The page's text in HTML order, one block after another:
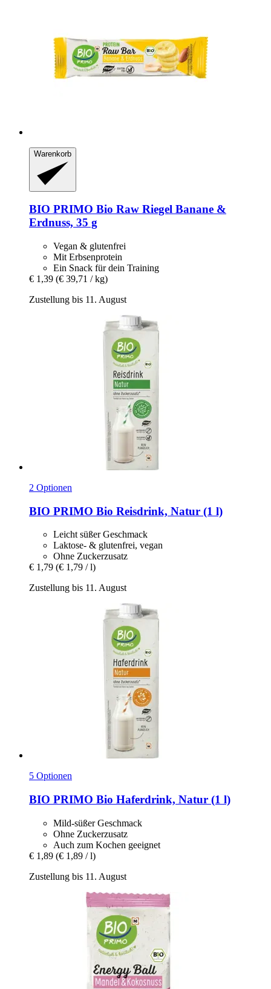
Warenkorb
BIO PRIMO Bio Raw Riegel Banane &
Erdnuss, 35 g
Vegan & glutenfrei
Mit Erbsenprotein
Ein Snack für dein Training
€ 1,39 (€ 39,71 / kg)
Zustellung bis 11. August
2 Optionen
BIO PRIMO Bio Reisdrink, Natur (1 l)
Leicht süßer Geschmack
Laktose- & glutenfrei, vegan
Ohne Zuckerzusatz
€ 1,79 (€ 1,79 / l)
Zustellung bis 11. August
5 Optionen
BIO PRIMO Bio Haferdrink, Natur (1 l)
Mild-süßer Geschmack
Ohne Zuckerzusatz
Auch zum Kochen geeignet
€ 1,89 (€ 1,89 / l)
Zustellung bis 11. August